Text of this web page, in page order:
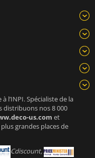
l’INPI. Spécialiste de la
distribuons nos 8 000
us.com et
grandes places de
Cdiscount,